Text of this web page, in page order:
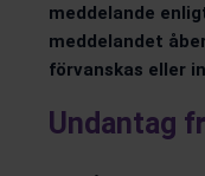
meddelande
meddelandet
förvanskas eller
Undantag